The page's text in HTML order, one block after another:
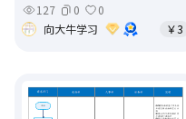
127
0
0
向大牛学习
￥3